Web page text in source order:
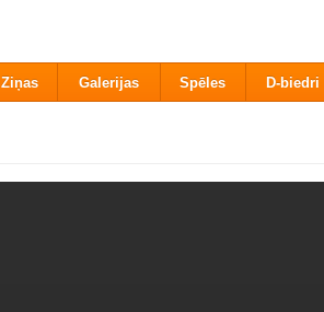
Ziņas Galerijas Spēles D-biedri